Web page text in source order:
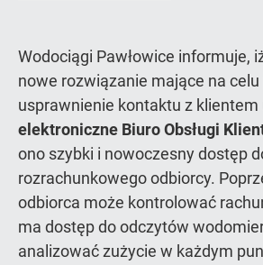
Wodociągi Pawłowice informuje,
nowe rozwiązanie mające na
usprawnienie kontaktu z
elektroniczne Biuro Obsługi
ono szybki i nowoczesny dostęp
rozrachunkowego odbiorcy.
odbiorca może kontrolować
ma dostęp do odczytów
analizować zużycie w każdym